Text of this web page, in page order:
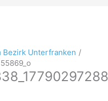
Bezirk Unterfranken